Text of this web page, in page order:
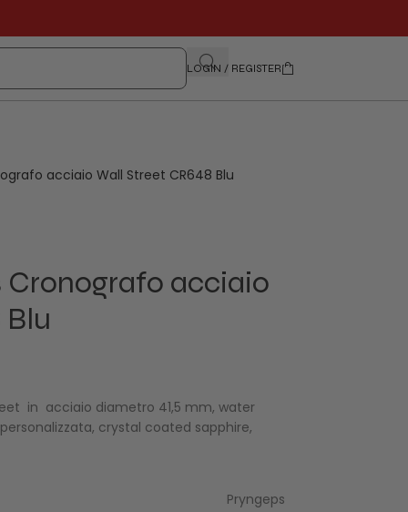
LOGIN / REGISTER
acciaio Wall Street CR648 Blu
Cronografo acciaio
in acciaio diametro 41,5 mm, water
crystal coated sapphire,
Pryngeps